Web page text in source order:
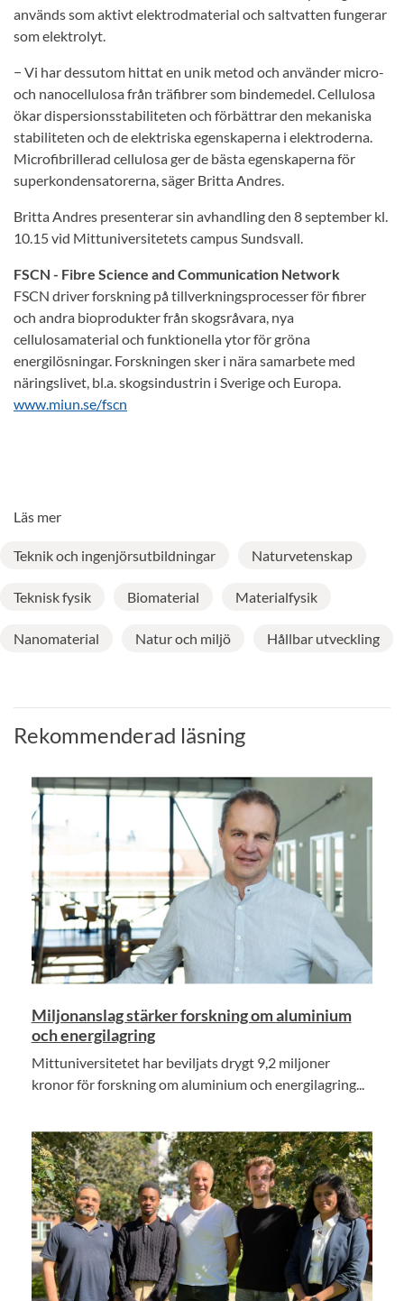
används som aktivt elektrodmaterial och saltvatten fungerar
som elektrolyt.
− Vi har dessutom hittat en unik metod och använder micro-
och nanocellulosa från träfibrer som bindemedel. Cellulosa
ökar dispersionsstabiliteten och förbättrar den mekaniska
stabiliteten och de elektriska egenskaperna i elektroderna.
Microfibrillerad cellulosa ger de bästa egenskaperna för
superkondensatorerna, säger Britta Andres.
Britta Andres presenterar sin avhandling den 8 september kl.
10.15 vid Mittuniversitetets campus Sundsvall.
FSCN - Fibre Science and Communication Network
FSCN driver forskning på tillverkningsprocesser för fibrer
och andra bioprodukter från skogsråvara, nya
cellulosamaterial och funktionella ytor för gröna
energilösningar. Forsk­ningen sker i nära samarbete med
näringslivet, bl.a. skogsindustrin i Sverige och Europa.
www.miun.se/fscn
Läs mer
Teknik och ingenjörsutbildningar Naturvetenskap
Teknisk fysik Biomaterial Materialfysik
Nanomaterial Natur och miljö Hållbar utveckling
Rekommenderad läsning
Miljonanslag stärker forskning om aluminium
och energilagring
Mittuniversitetet har beviljats drygt 9,2 miljoner
kronor för forskning om aluminium och energilagring...